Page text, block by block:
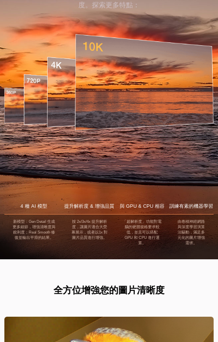
度。探索更多特點：
全方位增強您的圖片清晰度